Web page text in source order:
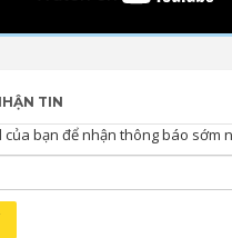
TIN
của bạn để nhận thông báo sớm